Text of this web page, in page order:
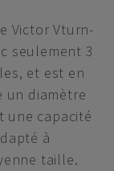
Victor Vturn-
seulement 3
et est en
un diamètre
une capacité
à
taille.